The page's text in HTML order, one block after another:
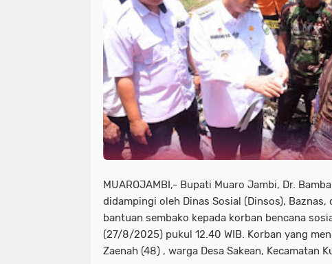
MUAROJAMBI,- Bupati Muaro Jambi, Dr.
didampingi oleh Dinas Sosial (Dinsos), Baznas,
bantuan sembako kepada korban bencana
(27/8/2025) pukul 12.40 WIB. Korban yang
Zaenah (48) , warga Desa Sakean, Kecamatan